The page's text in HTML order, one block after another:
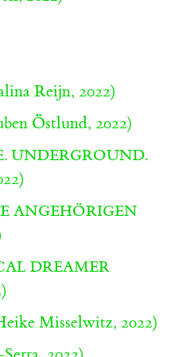
Reijn, 2022)
Östlund, 2022)
UNDERGROUND.
ANGEHÖRIGEN
DREAMER
Misselwitz, 2022)